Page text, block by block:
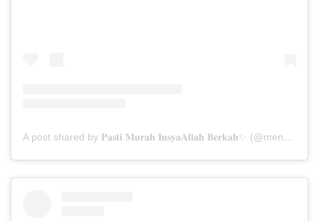
A post shared by 𝐏𝐚𝐬𝐭𝐢 𝐌𝐮𝐫𝐚𝐡 𝐈𝐧𝐬𝐲𝐚𝐀𝐥𝐥𝐚𝐡 𝐁𝐞𝐫𝐤𝐚𝐡✨ (@menarabuanawisata)